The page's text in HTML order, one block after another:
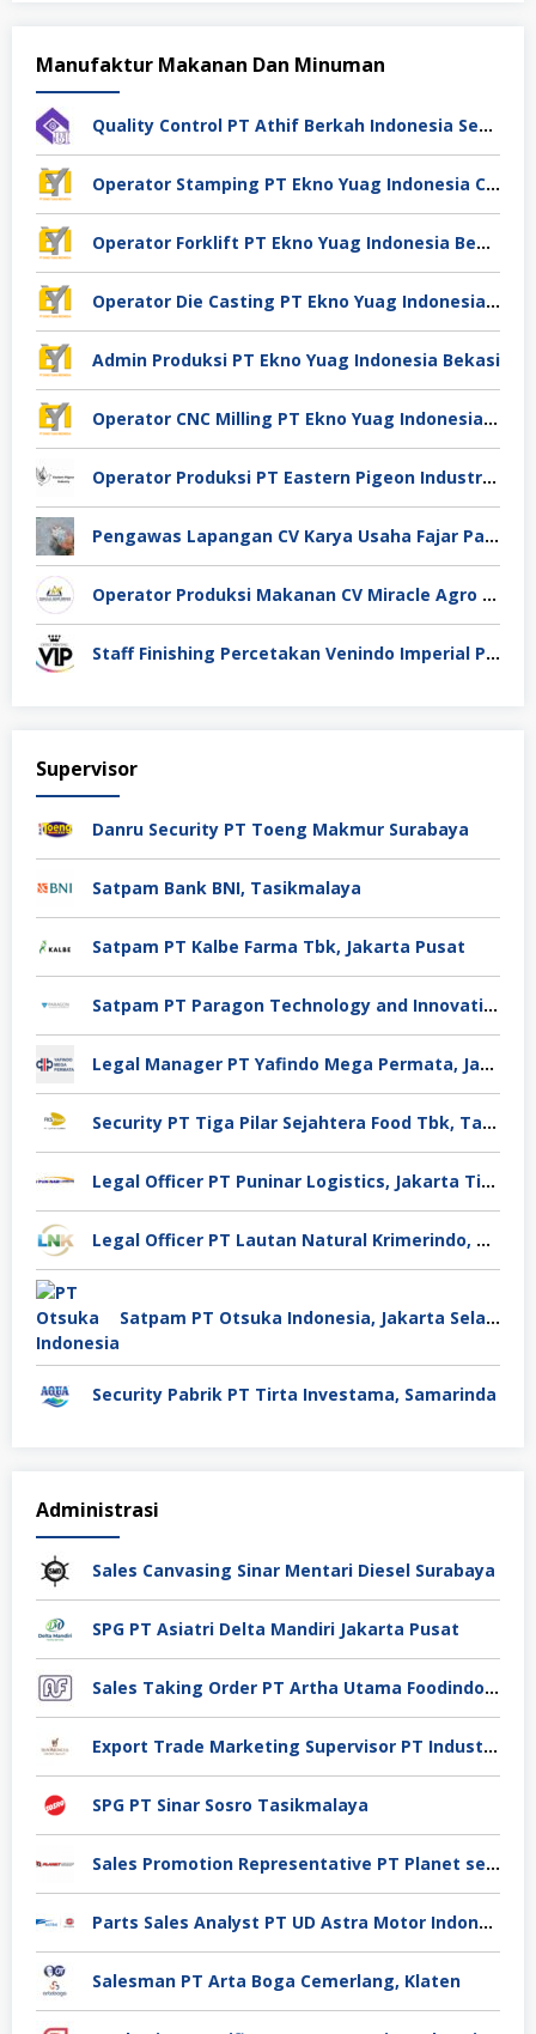
Manufaktur Makanan Dan Minuman
Quality Control PT Athif Berkah Indonesia Semarang
Operator Stamping PT Ekno Yuag Indonesia Cikarang
Operator Forklift PT Ekno Yuag Indonesia Bekasi
Operator Die Casting PT Ekno Yuag Indonesia Bekasi
Admin Produksi PT Ekno Yuag Indonesia Bekasi
Operator CNC Milling PT Ekno Yuag Indonesia Bekasi
Operator Produksi PT Eastern Pigeon Industry Deli Serdang
Pengawas Lapangan CV Karya Usaha Fajar Pasuruan
Operator Produksi Makanan CV Miracle Agro Spices Sidoarjo
Staff Finishing Percetakan Venindo Imperial Perkasa Bandung Kota
Supervisor
Danru Security PT Toeng Makmur Surabaya
Satpam Bank BNI, Tasikmalaya
Satpam PT Kalbe Farma Tbk, Jakarta Pusat
Satpam PT Paragon Technology and Innovation Jakarta
Legal Manager PT Yafindo Mega Permata, Jakarta Barat
Security PT Tiga Pilar Sejahtera Food Tbk, Tangerang
Legal Officer PT Puninar Logistics, Jakarta Timur
Legal Officer PT Lautan Natural Krimerindo, Mojokerto
Satpam PT Otsuka Indonesia, Jakarta Selatan
Security Pabrik PT Tirta Investama, Samarinda
Administrasi
Sales Canvasing Sinar Mentari Diesel Surabaya
SPG PT Asiatri Delta Mandiri Jakarta Pusat
Sales Taking Order PT Artha Utama Foodindo Tangerang
Export Trade Marketing Supervisor PT Industri Jamu Dan Farmasi Sido Muncul Tbk, Jakarta
SPG PT Sinar Sosro Tasikmalaya
Sales Promotion Representative PT Planet selancar Mandiri, Pontianak
Parts Sales Analyst PT UD Astra Motor Indonesia, Jakarta Utara
Salesman PT Arta Boga Cemerlang, Klaten